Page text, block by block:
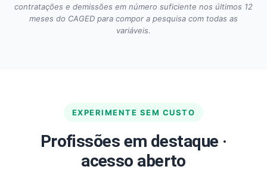
contratações e demissões em número suficiente nos últimos 12
meses do CAGED para compor a pesquisa com todas as
variáveis.
EXPERIMENTE SEM CUSTO
Profissões em destaque ·
acesso aberto